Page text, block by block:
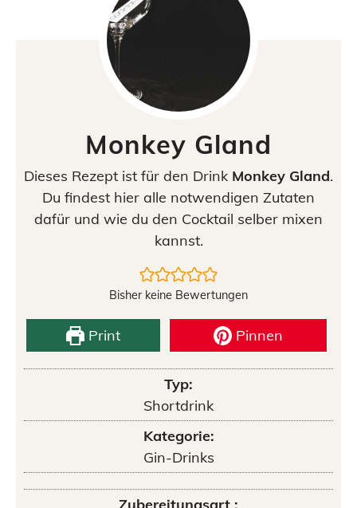
Monkey Gland
Dieses Rezept ist für den Drink Monkey Gland.
Du findest hier alle notwendigen Zutaten
dafür und wie du den Cocktail selber mixen
kannst.
Bisher keine Bewertungen
Print Pinnen
Typ:
Shortdrink
Kategorie:
Gin-Drinks